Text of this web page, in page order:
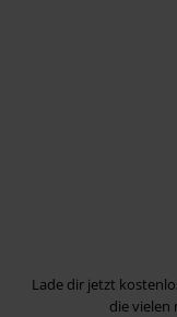
Lade dir jetzt
die vielen